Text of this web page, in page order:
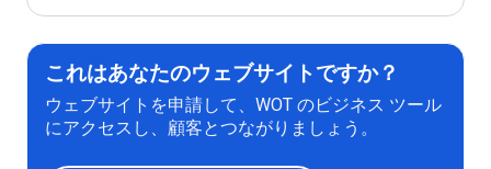
これはあなたのウェブサイトですか？
ウェブサイトを申請して、WOT のビジネス ツール
にアクセスし、顧客とつながりましょう。